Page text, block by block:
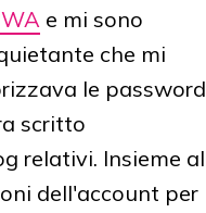
e mi sono
che mi
le password
scritto
relativi. Insieme al
dell'account per